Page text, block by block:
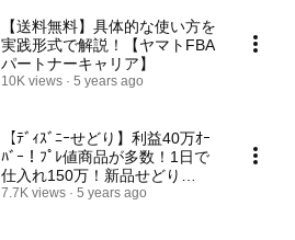
【送料無料】具体的な使い方を
実践形式で解説！【ヤマトFBA
パートナーキャリア】
10K views 5 years ago
【ﾃﾞｨｽﾞﾆｰせどり】利益40万ｵｰ
ﾊﾞｰ！ﾌﾟﾚ値商品が多数！1日で
仕入れ150万！新品せどり
Amazonせどり
7.7K views 5 years ago